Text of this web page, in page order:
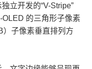
立开发的“V-Stripe”
的三角形子像素
）子像素垂直排列方